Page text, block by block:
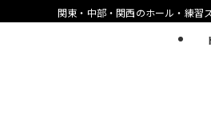
関東・中部・関西のホール・練習